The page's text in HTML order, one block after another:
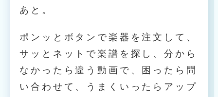
あと。
ポンッとボタンで楽器を注文して、
サッとネットで楽譜を探し、分から
なかったら違う動画で、困ったら問
い合わせて、うまくいったらアップ